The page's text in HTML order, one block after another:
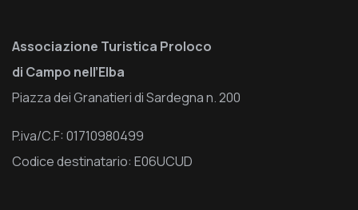
Associazione Turistica Proloco
di Campo nell’Elba
Piazza dei Granatieri di Sardegna n. 200
P.iva/C.F: 01710980499
Codice destinatario: E06UCUD